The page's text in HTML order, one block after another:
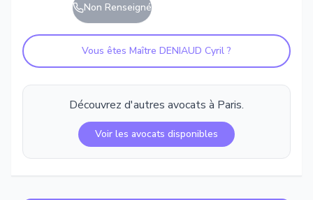
Non Renseigné
Vous êtes Maître DENIAUD Cyril?
Découvrez d'autres avocats à Paris.
Voir les avocats disponibles